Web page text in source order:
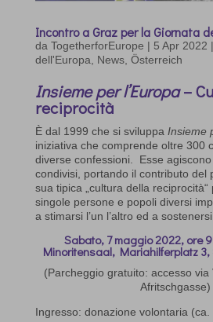
Incontro a Graz per la Giornata
da TogetherforEurope | 5 Apr 2022 |
dell'Europa
News, Österreich
Insieme per l’Europa–
reciprocità
È dal 1999 che si sviluppa Insieme
iniziativa che comprende oltre 300
diverse confessioni. Esse
condivisi, portando il contributo del
sua tipica „cultura della
singole persone e popoli diversi
a stimarsi l’un l’altro ed a
Sabato, 7 maggio 2022, ore
Minoritensaal, Mariahilferplatz
(Parcheggio gratuito: accesso
Afritschgasse)
Ingresso: donazione volontaria